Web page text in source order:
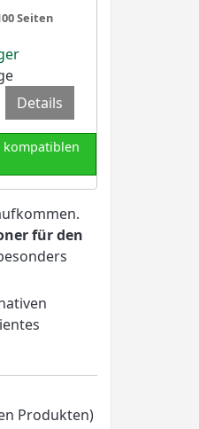
Seiten
Details
kompatiblen
für den
Produkten)